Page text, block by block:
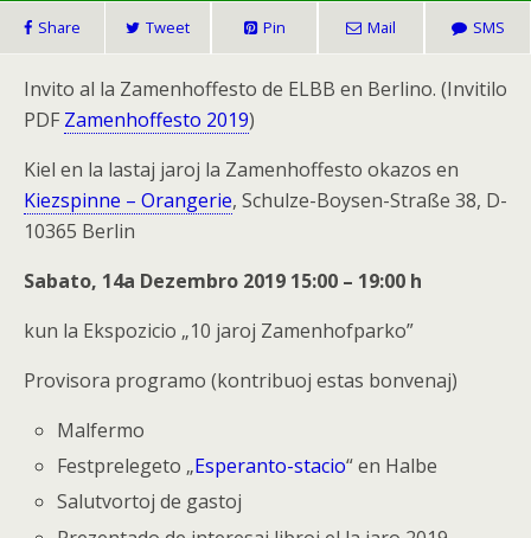
Share Tweet Pin Mail SMS
Invito al la Zamenhoffesto de ELBB en Berlino. (Invitilo
PDF Zamenhoffesto 2019)
Kiel en la lastaj jaroj la Zamenhoffesto okazos en
Kiezspinne – Orangerie, Schulze-Boysen-Straße 38, D-
10365 Berlin
Sabato, 14a Dezembro 2019 15:00 – 19:00 h
kun la Ekspozicio „10 jaroj Zamenhofparko”
Provisora programo (kontribuoj estas bonvenaj)
Malfermo
Festprelegeto „Esperanto-stacio“ en Halbe
Salutvortoj de gastoj